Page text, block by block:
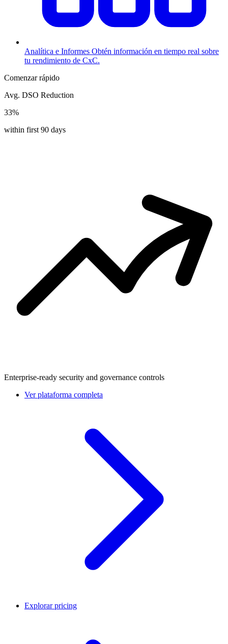
Analítica e Informes Obtén información en tiempo real sobre
tu rendimiento de CxC.
Comenzar rápido
Avg. DSO Reduction
33%
within first 90 days
Enterprise-ready security and governance controls
Ver plataforma completa
Explorar pricing